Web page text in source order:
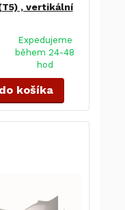
, vertikální
Expedujeme
během 24-48
hod
košíka